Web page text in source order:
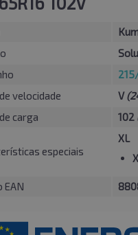
velocidade
V
carga
102
especiais
XL
EAN